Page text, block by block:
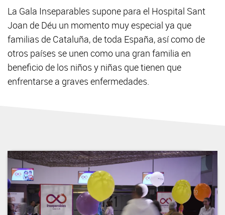
La Gala Inseparables supone para el Hospital Sant
Joan de Déu un momento muy especial ya que
familias de Cataluña, de toda España, así como de
otros países se unen como una gran familia en
beneficio de los niños y niñas que tienen que
enfrentarse a graves enfermedades.